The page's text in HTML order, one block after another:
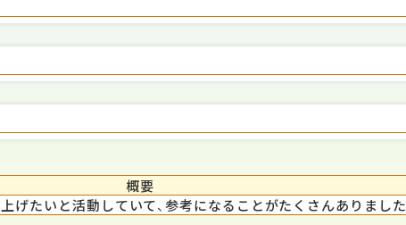
概要
げたいと活動していて、参考になることがたくさんありました